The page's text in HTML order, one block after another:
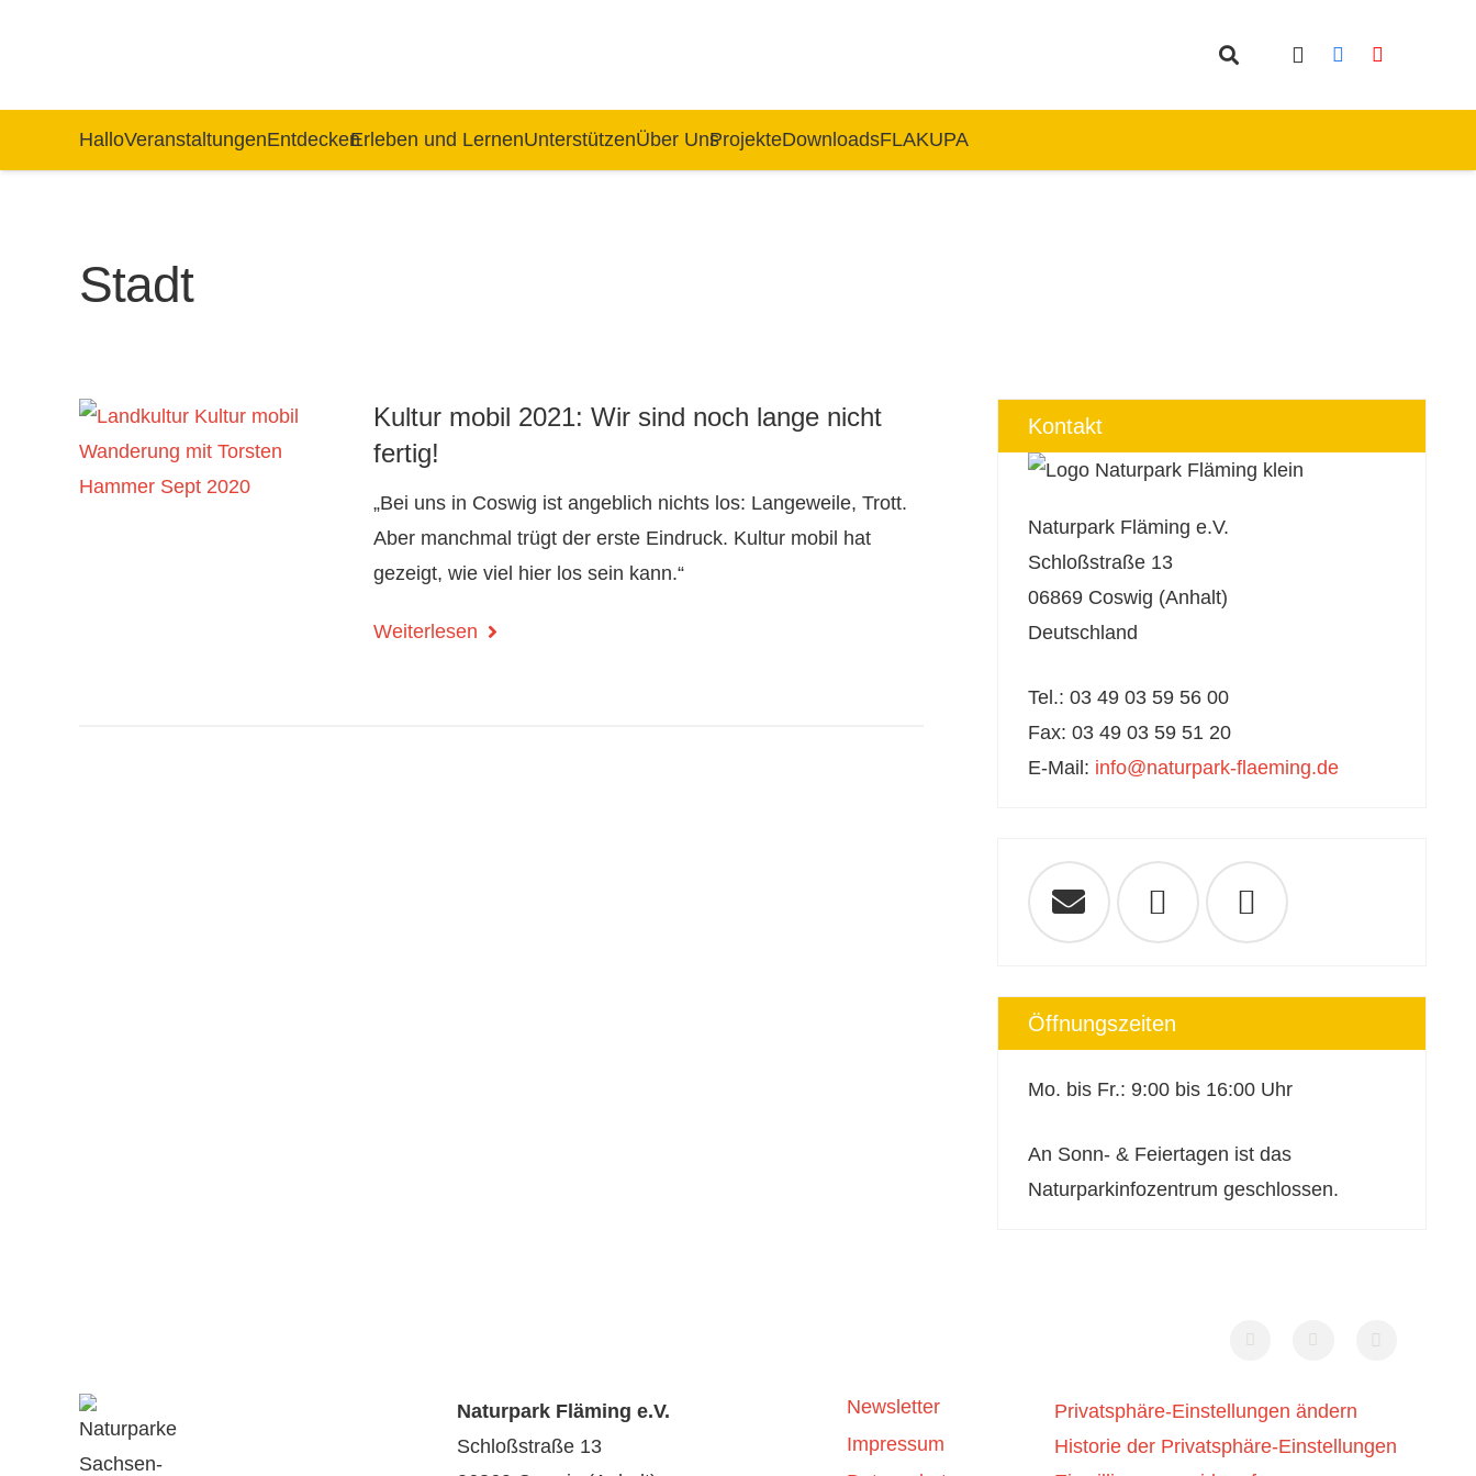
HalloVeranstaltungenEntdeckenErleben und LernenUnterstützenÜber UnsProjekteDownloadsFLAKUPA
Stadt
Kultur mobil 2021: Wir sind noch lange nicht
fertig!
„Bei uns in Coswig ist angeblich nichts los: Langeweile, Trott.
Aber manchmal trügt der erste Eindruck. Kultur mobil hat
gezeigt, wie viel hier los sein kann.“
Weiterlesen
Kontakt
Naturpark Fläming e.V.
Schloßstraße 13
06869 Coswig (Anhalt)
Deutschland
Tel.: 03 49 03 59 56 00
Fax: 03 49 03 59 51 20
E-Mail: info@naturpark-flaeming.de
Öffnungszeiten
Mo. bis Fr.: 9:00 bis 16:00 Uhr
An Sonn- & Feiertagen ist das
Naturparkinfozentrum geschlossen.
Naturpark Fläming e.V.
Schloßstraße 13
Newsletter
Impressum
Privatsphäre-Einstellungen ändern
Historie der Privatsphäre-Einstellungen